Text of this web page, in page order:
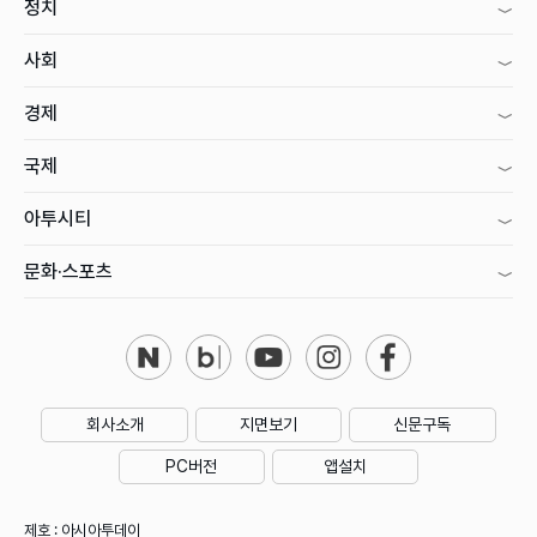
정치
사회
경제
국제
아투시티
문화·스포츠
회사소개 지면보기 신문구독
PC버전 앱설치
제호 : 아시아투데이